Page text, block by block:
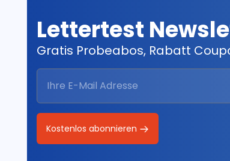
Lettertest
Gratis Probeabos, Rabatt
Kostenlos abonnieren